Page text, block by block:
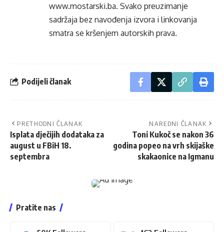
www.mostarski.ba. Svako preuzimanje
sadržaja bez navođenja izvora i linkovanja
smatra se kršenjem autorskih prava.
Podijeli članak
PRETHODNI ČLANAK
Isplata dječijih dodataka za
august u FBiH 18.
septembra
NAREDNI ČLANAK
Toni Kukoč se nakon 36
godina popeo na vrh skijaške
skakaonice na Igmanu
Pratite nas